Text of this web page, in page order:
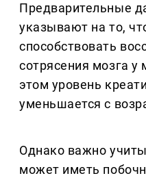
Предварительные
указывают на то,
способствовать
сотрясения мозга
этом уровень
уменьшается с
Однако важно
может иметь